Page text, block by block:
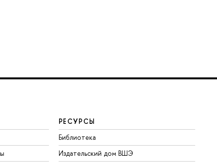
РЕСУРСЫ
Библиотека
Издательский дом ВШЭ